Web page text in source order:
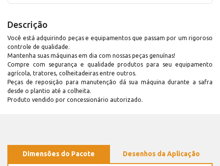
Descrição
Você está adquirindo peças e equipamentos que passam por um rigoroso
controle de qualidade.
Mantenha suas máquinas em dia com nossas peças genuínas!
Compre com segurança e qualidade produtos para seu equipamento
agrícola, tratores, colheitadeiras entre outros.
Peças de reposição para manutenção dá sua máquina durante a safra
desde o plantio até a colheita.
Produto vendido por concessionário autorizado.
Dimensões do Pacote Desenhos da Aplicação